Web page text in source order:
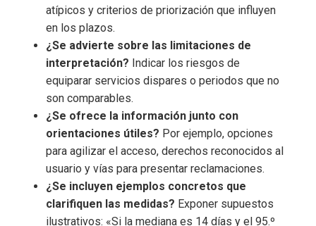
atípicos y criterios de priorización que influyen
en los plazos.
¿Se advierte sobre las limitaciones de
interpretación? Indicar los riesgos de
equiparar servicios dispares o periodos que no
son comparables.
¿Se ofrece la información junto con
orientaciones útiles? Por ejemplo, opciones
para agilizar el acceso, derechos reconocidos al
usuario y vías para presentar reclamaciones.
¿Se incluyen ejemplos concretos que
clarifiquen las medidas? Exponer supuestos
ilustrativos: «Si la mediana es 14 días y el 95.º